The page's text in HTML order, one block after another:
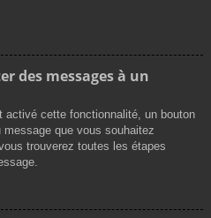
des messages à un
activé cette fonctionnalité, un bouton
que vous souhaitez
trouverez toutes les étapes